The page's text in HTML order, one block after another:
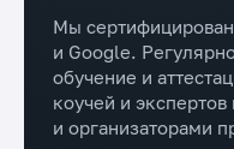
Мы
и Google.
обучение и
коучей и
и организаторами